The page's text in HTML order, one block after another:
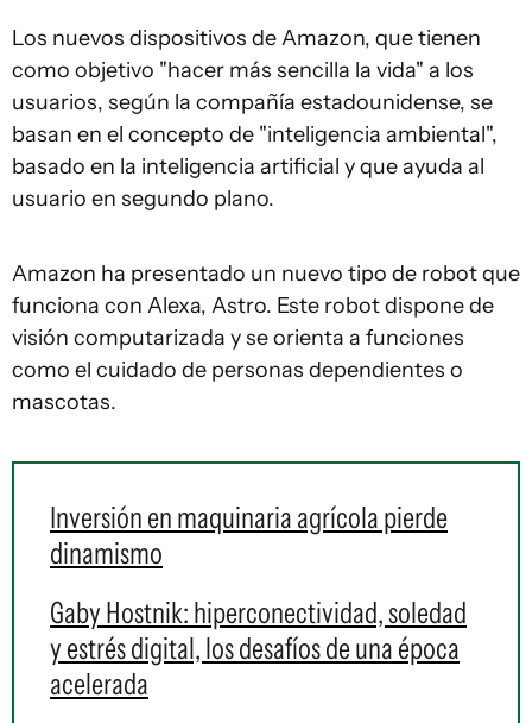
Los nuevos dispositivos de Amazon, que tienen
como objetivo "hacer más sencilla la vida" a los
usuarios, según la compañía estadounidense, se
basan en el concepto de "inteligencia ambiental",
basado en la inteligencia artificial y que ayuda al
usuario en segundo plano.
Amazon ha presentado un nuevo tipo de robot que
funciona con Alexa, Astro. Este robot dispone de
visión computarizada y se orienta a funciones
como el cuidado de personas dependientes o
mascotas.
Inversión en maquinaria agrícola pierde
dinamismo
Gaby Hostnik: hiperconectividad, soledad
y estrés digital, los desafíos de una época
acelerada